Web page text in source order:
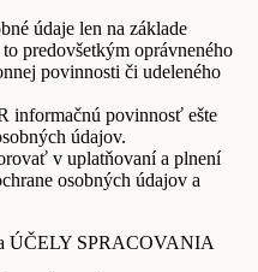
údaje len na základe
predovšetkým oprávneného
povinnosti či udeleného
informačnú povinnosť ešte
údajov.
v uplatňovaní a plnení
osobných údajov a
ÚČELY SPRACOVANIA